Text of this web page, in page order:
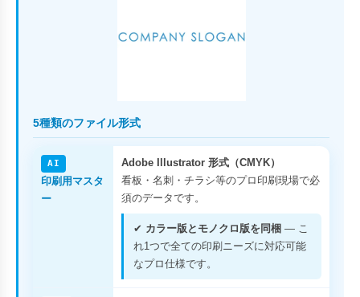
5種類のファイル形式
AI
印刷用マスタ
ー
Adobe Illustrator 形式（CMYK）
看板・名刺・チラシ等のプロ印刷現場で必
須のデータです。
✔ カラー版とモノクロ版を同梱 — こ
れ1つで全ての印刷ニーズに対応可能
なプロ仕様です。